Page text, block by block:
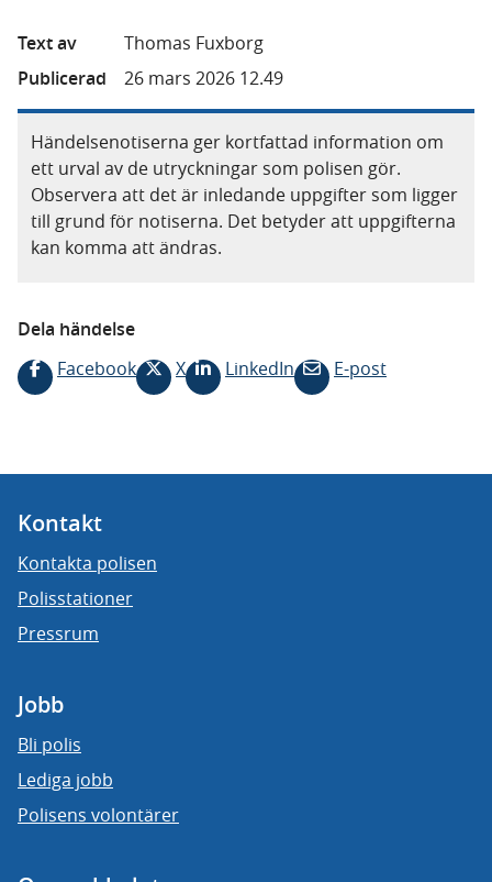
Text av
Thomas Fuxborg
Publicerad
26 mars 2026 12.49
Händelsenotiserna ger kortfattad information om
ett urval av de utryckningar som polisen gör.
Observera att det är inledande uppgifter som ligger
till grund för notiserna. Det betyder att uppgifterna
kan komma att ändras.
Dela händelse
Facebook
X LinkedIn E-post
Kontakt
Kontakta polisen
Polisstationer
Pressrum
Jobb
Bli polis
Lediga jobb
Polisens volontärer